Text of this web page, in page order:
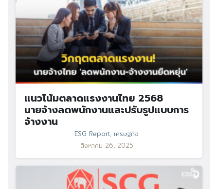
แนวโน้มตลาดแรงงานไทย 2568
นายจ้างลดพนักงานและปรับรูปแบบการ
จ้างงาน
ESG Report, เศรษฐกิจ
สิงหาคม 26, 2025